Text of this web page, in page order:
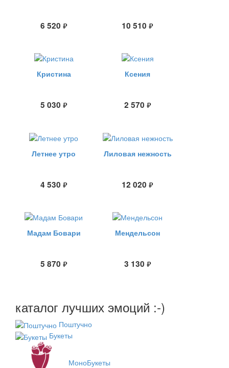
6 520 руб. 10 510 руб.
Кристина
5 030 руб.
Ксения
2 570 руб.
Летнее утро
4 530 руб.
Лиловая нежность
12 020 руб.
Мадам Бовари
5 870 руб.
Мендельсон
3 130 руб.
каталог лучших эмоций :-)
Поштучно
Букеты
МоноБукеты